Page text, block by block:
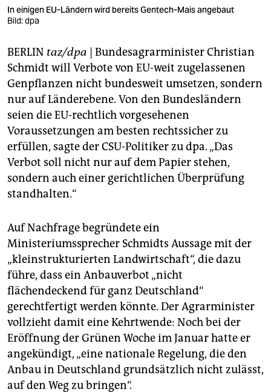
verlag
shop
fragen & hilfe
unterstützen
abo
genossenschaft
epaper login
In einigen EU-Ländern wird bereits Gentech-Mais angebaut
Bild: dpa
BERLIN taz/dpa
Bundesagrarminister Christian
Schmidt will Verbote von EU-weit zugelassenen
Genpflanzen nicht bundesweit umsetzen, sondern
nur auf Länderebene. Von den Bundesländern
seien die EU-rechtlich vorgesehenen
Voraussetzungen am besten rechtssicher zu
erfüllen, sagte der CSU-Politiker zu dpa. „Das
Verbot soll nicht nur auf dem Papier stehen,
sondern auch einer gerichtlichen Überprüfung
standhalten.“
Auf Nachfrage begründete ein
Ministeriumssprecher Schmidts Aussage mit der
„kleinstrukturierten Landwirtschaft“, die dazu
führe, dass ein Anbauverbot „nicht
flächendeckend für ganz Deutschland“
gerechtfertigt werden könnte. Der Agrarminister
vollzieht damit eine Kehrtwende: Noch bei der
Eröffnung der Grünen Woche im Januar hatte er
angekündigt, „eine nationale Regelung, die den
Anbau in Deutschland grundsätzlich nicht zulässt,
auf den Weg zu bringen“.